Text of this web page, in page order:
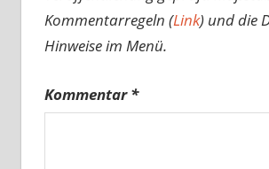
Kommentarregeln (Link) und die
Hinweise im Menü.
Kommentar*